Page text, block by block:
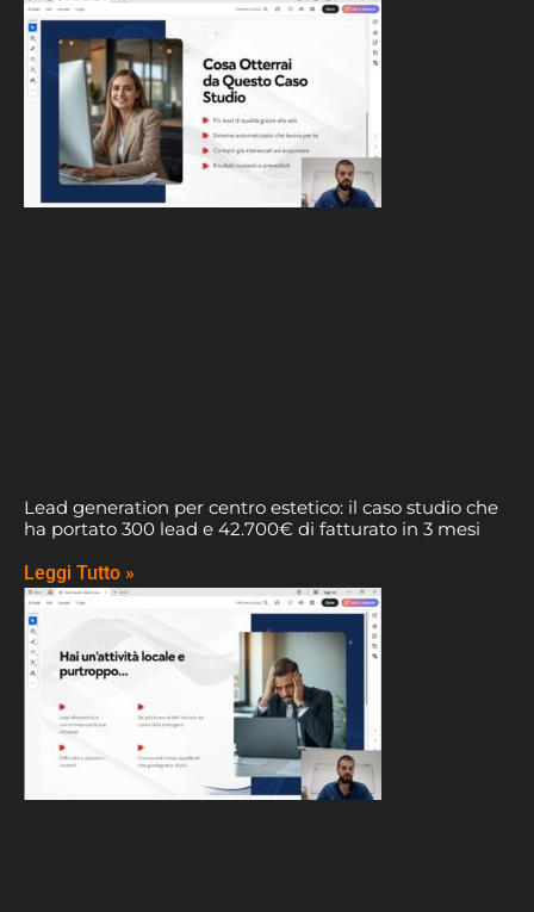
Lead generation per centro estetico: il caso studio che
ha portato 300 lead e 42.700€ di fatturato in 3 mesi
Leggi Tutto »